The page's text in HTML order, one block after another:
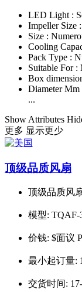
LED Light :
Impeller Size :
Size :
Cooling
Pack Type :
Suitable For :
Box
Diameter Mm
...
Show Attributes
更多 显示更少
顶级品质风扇
顶级品质风
模型: TQAF-
价钱: $面议
最小起订量:
交货时间: